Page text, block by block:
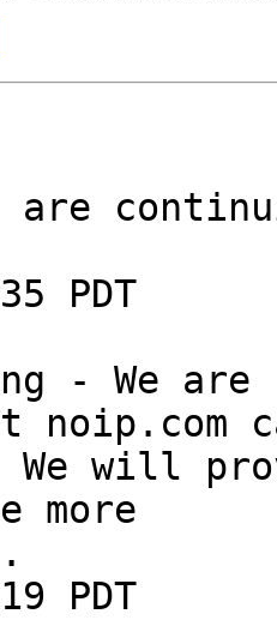
are
PDT
- We
noip.com
We will
more
PDT